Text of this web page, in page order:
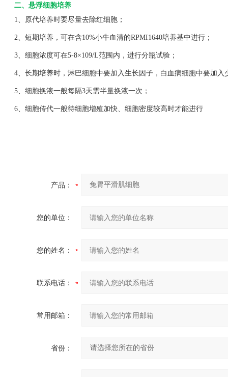
二、悬浮细胞培养
1、原代培养时要尽量去除红细胞；
2、短期培养，可在含10%小牛血清的RPMI1640培养基中进行；
3、细胞浓度可在5-8×109/L范围内，进行分瓶试验；
4、长期培养时，淋巴细胞中要加入生长因子，白血病细胞中要加入
5、细胞换液一般每隔3天需半量换液一次；
6、细胞传代一般待细胞增殖加快、细胞密度较高时才能进行
产品：
您的单位：
您的姓名：
联系电话：
常用邮箱：
省份：